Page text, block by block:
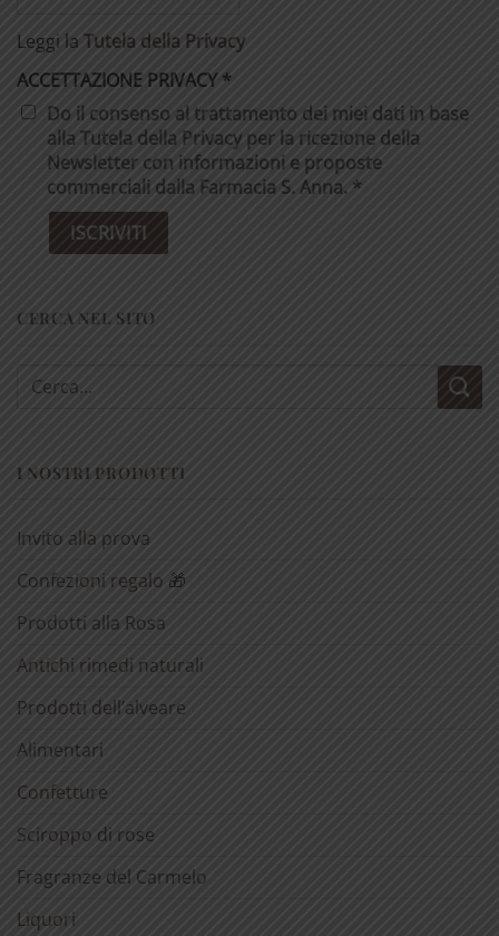
Leggi la Tutela della Privacy
ACCETTAZIONE PRIVACY*
Do il consenso al trattamento dei miei dati in base
alla Tutela della Privacy per la ricezione della
Newsletter con informazioni e proposte
commerciali dalla Farmacia S. Anna. *
CERCA NEL SITO
Cerca:
I NOSTRI PRODOTTI
Invito alla prova
Confezioni regalo 🎁
Prodotti alla Rosa
Antichi rimedi naturali
Prodotti dell’alveare
Alimentari
Confetture
Sciroppo di rose
Fragranze del Carmelo
Liquori